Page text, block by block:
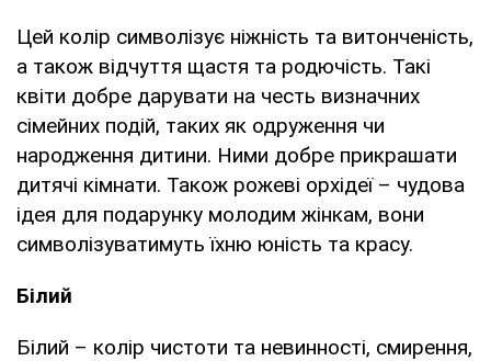
Цей колір символізує ніжність та витонченість,
а також відчуття щастя та родючість. Такі
квіти добре дарувати на честь визначних
сімейних подій, таких як одруження чи
народження дитини. Ними добре прикрашати
дитячі кімнати. Також рожеві орхідеї – чудова
ідея для подарунку молодим жінкам, вони
символізуватимуть їхню юність та красу.
Білий
Білий – колір чистоти та невинності, смирення,